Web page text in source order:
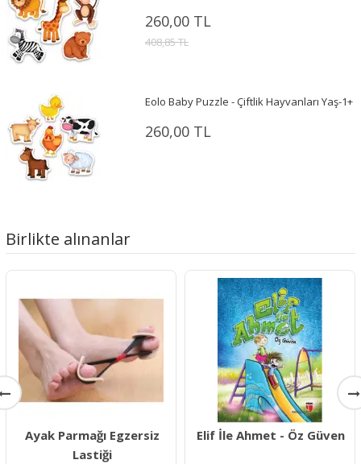
260,00 TL
408,85 TL
Eolo Baby Puzzle - Çiftlik Hayvanları Yaş-1+
260,00 TL
Birlikte alınanlar
Ayak Parmağı Egzersiz
Lastiği
Elif İle Ahmet - Öz Güven